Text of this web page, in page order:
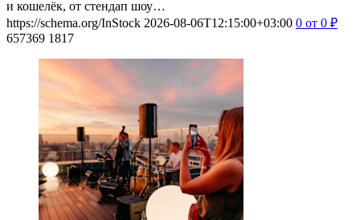
и кошелёк, от стендап шоу…
https://schema.org/InStock 2026-08-06T12:15:00+03:00 0 от 0 ₽
657369 1817